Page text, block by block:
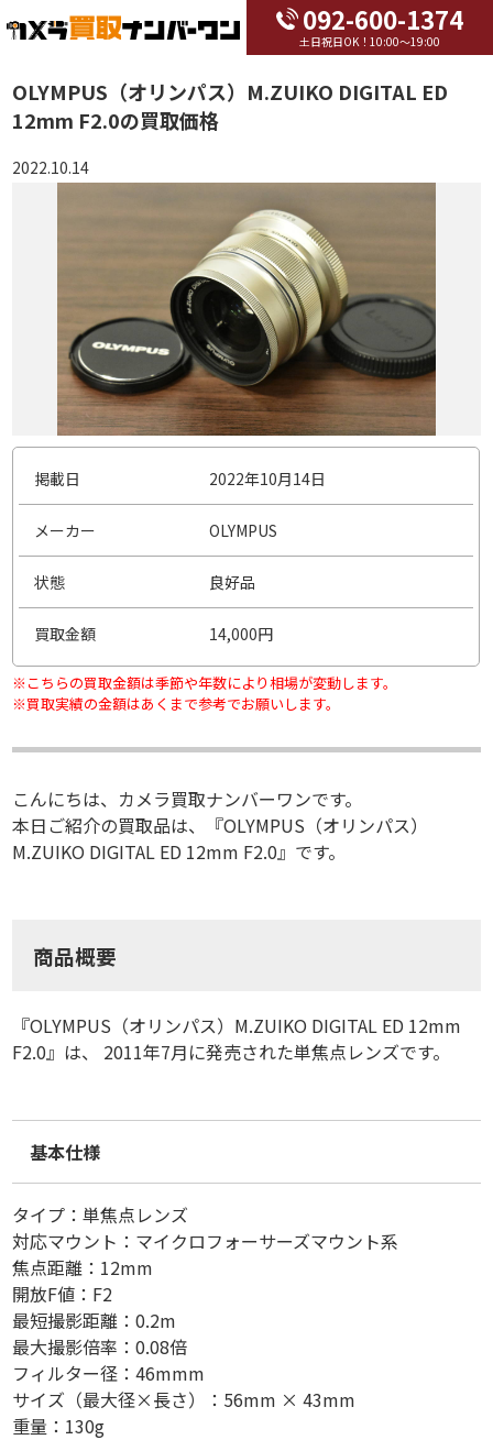
092-600-1374
土日祝日OK！10:00～19:00
OLYMPUS（オリンパス）M.ZUIKO DIGITAL ED
12mm F2.0の買取価格
2022.10.14
掲載日 2022年10月14日
メーカー OLYMPUS
状態 良好品
買取金額 14,000円
※こちらの買取金額は季節や年数により相場が変動します。
※買取実績の金額はあくまで参考でお願いします。
こんにちは、カメラ買取ナンバーワンです。
本日ご紹介の買取品は、『OLYMPUS（オリンパス）
M.ZUIKO DIGITAL ED 12mm F2.0』です。
商品概要
『OLYMPUS（オリンパス）M.ZUIKO DIGITAL ED 12mm
F2.0』は、 2011年7月に発売された単焦点レンズです。
基本仕様
タイプ：単焦点レンズ
対応マウント：マイクロフォーサーズマウント系
焦点距離：12mm
開放F値：F2
最短撮影距離：0.2m
最大撮影倍率：0.08倍
フィルター径：46mmm
サイズ（最大径×長さ）：56mm × 43mm
重量：130g